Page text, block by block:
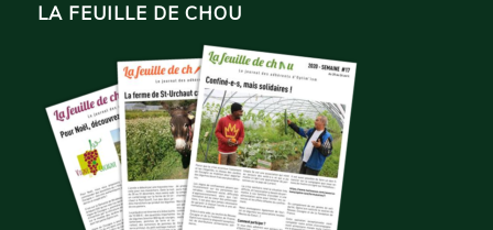
LA FEUILLE DE CHOU